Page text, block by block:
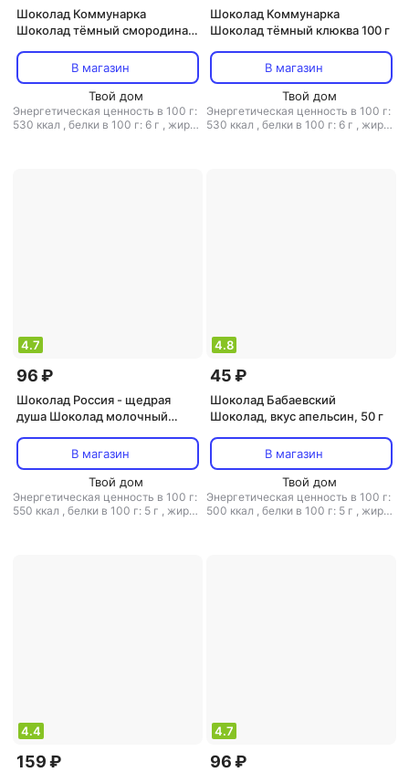
Шоколад Коммунарка
Шоколад тёмный смородина
В магазин
Твой дом
Энергетическая ценность в 100 г:
530 ккал , белки в 100 г: 6 г , жиры
Шоколад Коммунарка
Шоколад тёмный клюква 100 г
В магазин
Твой дом
Энергетическая ценность в 100 г:
530 ккал , белки в 100 г: 6 г , жиры
4.7
96 ₽
Шоколад Россия - щедрая
душа Шоколад молочный
В магазин
Твой дом
Энергетическая ценность в 100 г:
550 ккал , белки в 100 г: 5 г , жиры
4.8
45 ₽
Шоколад Бабаевский
Шоколад, вкус апельсин, 50 г
В магазин
Твой дом
Энергетическая ценность в 100 г:
500 ккал , белки в 100 г: 5 г , жиры
4.4
159 ₽
4.7
96 ₽